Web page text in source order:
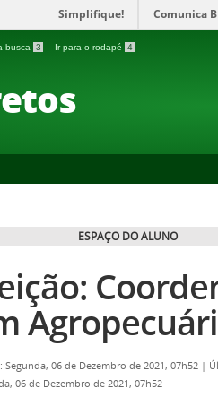
Simplifique! Comunica
busca 3 Ir para o rodapé 4
ESPAÇO DO ALUNO
Segunda, 06 de Dezembro de 2021, 07h52 |
06 de Dezembro de 2021, 07h52